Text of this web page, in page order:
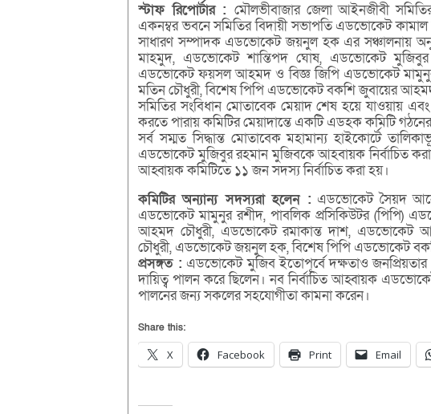
স্টাফ রিপোর্টার :মৌলভীবাজার জেলা আইনজীবী
একনম্বর ভবনে সমিতির বিদায়ী সভাপতি এডভোকেট কামাল
সাধারণ সম্পাদক এডভোকেট জয়নুল হক এর সঞ্চালনায়
মাহমুদ, এডভোকেট শান্তিপদ ঘোষ, এডভোকেট
এডভোকেট ফয়সল আহমদ ও বিজ্ঞ জিপি এডভোকেট
মতিন চৌধুরী, বিশেষ পিপি এডভোকেট বকশি জুবায়ের
সমিতির সংবিধান মোতাবেক মেয়াদ শেষ হয়ে যাওয়ায় এবং
করতে পারায় কমিটির মেয়াদান্তে একটি এডহক কমিটি গঠনের
সর্ব সম্মত সিদ্ধান্ত মোতাবেক মহামান্য হাইকোর্টে
এডভোকেট মুজিবুর রহমান মুজিবকে আহবায়ক নির্বাচিত করা
আহ্বায়ক কমিটিতে ১১ জন সদস্য নির্বাচিত করা হয়।
কমিটির অন্যান্য সদস্যরা হলেন : এডভোকেট সৈয়দ
এডভোকেট মামুনুর রশীদ, পাবলিক প্রসিকিউটর (পিপি)
আহমদ চৌধুরী, এডভোকেট রমাকান্ত দাশ, এডভোকেট
চৌধুরী, এডভোকেট জয়নুল হক, বিশেষ পিপি এডভোকেট
প্রসঙ্গত : এডভোকেট মুজিব ইতোপূর্বে দক্ষতাও
দায়িত্ব পালন করে ছিলেন। নব নির্বাচিত আহ্বায়ক
পালনের জন্য সকলের সহযোগীতা কামনা করেন।
Share this:
X Facebook Print Email